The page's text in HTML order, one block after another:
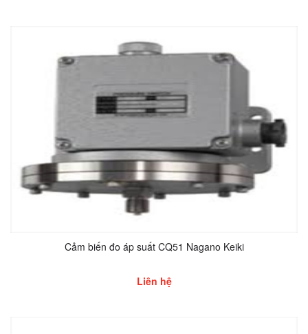
Cảm biến đo áp suất CQ51 Nagano Keiki
Liên hệ